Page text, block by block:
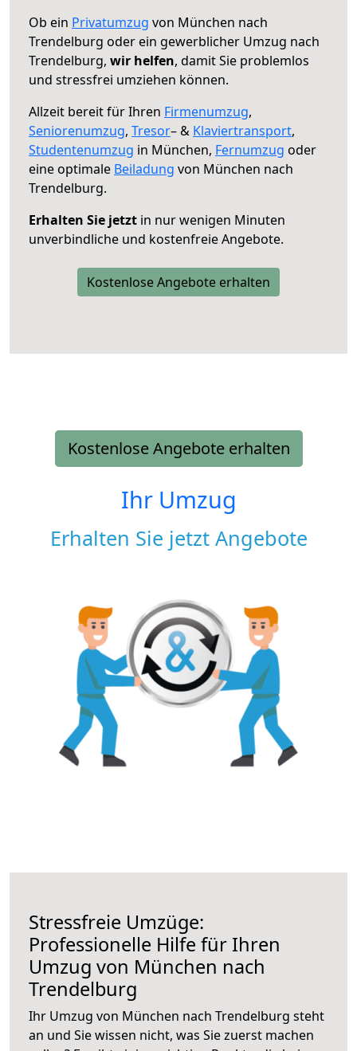
Ob ein Privatumzug von München nach
Trendelburg oder ein gewerblicher Umzug nach
Trendelburg, wir helfen, damit Sie problemlos
und stressfrei umziehen können.
Allzeit bereit für Ihren Firmenumzug,
Seniorenumzug, Tresor– & Klaviertransport,
Studentenumzug in München, Fernumzug oder
eine optimale Beiladung von München nach
Trendelburg.
Erhalten Sie jetzt in nur wenigen Minuten
unverbindliche und kostenfreie Angebote.
Kostenlose Angebote erhalten
Kostenlose Angebote erhalten
Ihr Umzug
Erhalten Sie jetzt Angebote
Stressfreie Umzüge:
Professionelle Hilfe für Ihren
Umzug von München nach
Trendelburg
Ihr Umzug von München nach Trendelburg steht
an und Sie wissen nicht, was Sie zuerst machen